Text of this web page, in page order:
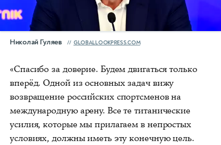
Николай Гуляев GLOBALLOOKPRESS.COM
«Спасибо за доверие. Будем двигаться только
вперёд. Одной из основных задач вижу
возвращение российских спортсменов на
международную арену. Все те титанические
усилия, которые мы прилагаем в непростых
условиях, должны иметь эту конечную цель.